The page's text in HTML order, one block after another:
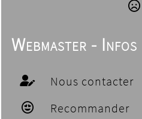
Webmaster - Infos
Nous contacter
Recommander